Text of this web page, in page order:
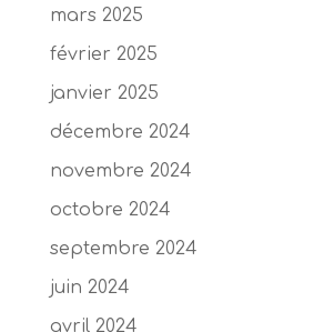
mars 2025
février 2025
janvier 2025
décembre 2024
novembre 2024
octobre 2024
septembre 2024
juin 2024
avril 2024